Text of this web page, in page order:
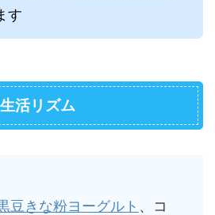
す
生活リズム
豆きな粉ヨーグルト 、コ